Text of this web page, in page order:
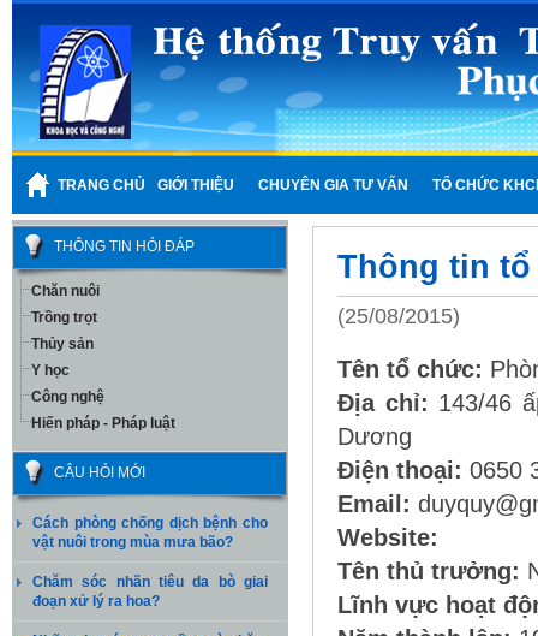
TRANG CHỦ GIỚI THIỆU CHUYÊN GIA TƯ VẤN TỔ CHỨC
THÔNG TIN HỎI ĐÁP
Chăn nuôi
Trồng trọt
Thủy sản
Y học
Công nghệ
Hiến pháp - Pháp luật
CÂU HỎI MỚI
Cách phòng chống dịch bệnh cho
vật nuôi trong mùa mưa bão?
Chăm sóc nhãn tiêu da bò giai
đoạn xử lý ra hoa?
Thông tin
(25/08/2015)
Tên tổ chức:
Địa chỉ: 143/46
Dương
Điện thoại: 0650
Email:
Website:
Tên thủ trưởng:
Lĩnh vực hoạt